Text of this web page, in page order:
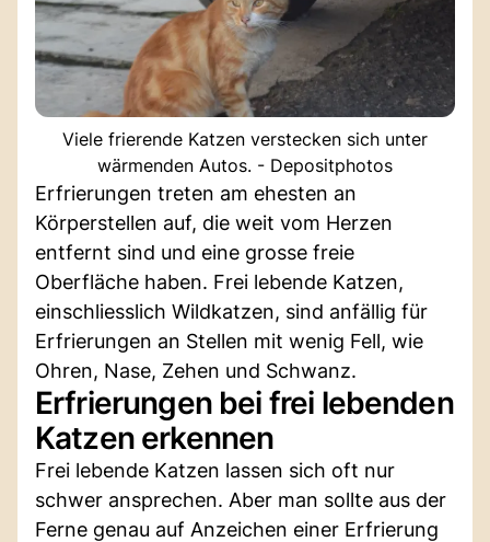
Viele frierende Katzen verstecken sich unter
wärmenden Autos. - Depositphotos
Erfrierungen treten am ehesten an
Körperstellen auf, die weit vom Herzen
entfernt sind und eine grosse freie
Oberfläche haben. Frei lebende Katzen,
einschliesslich Wildkatzen, sind anfällig für
Erfrierungen an Stellen mit wenig Fell, wie
Ohren, Nase, Zehen und Schwanz.
Erfrierungen bei frei lebenden
Katzen erkennen
Frei lebende Katzen lassen sich oft nur
schwer ansprechen. Aber man sollte aus der
Ferne genau auf Anzeichen einer Erfrierung